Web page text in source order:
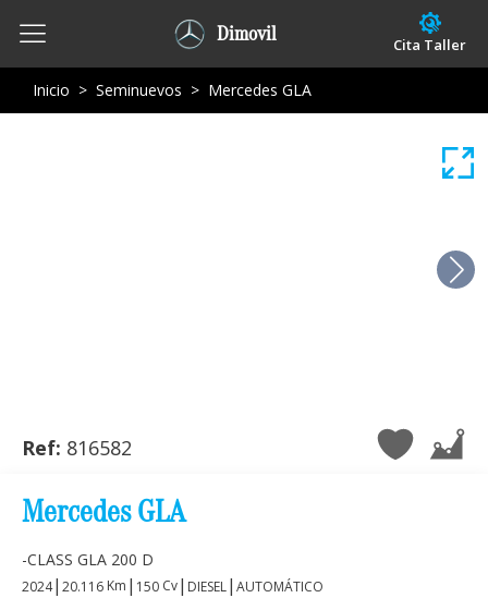
Dimovil Cita Taller
Inicio > Seminuevos > Mercedes GLA
Ref: 816582
Mercedes GLA
-CLASS GLA 200 D
2024| 20.116 Km | 150 Cv| DIESEL| AUTOMÁTICO